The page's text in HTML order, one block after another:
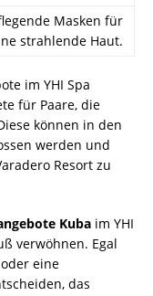
Masken für
strahlende Haut.
im YHI Spa
für Paare, die
können in den
werden und
Resort zu
Kuba im YHI
verwöhnen. Egal
eine
das